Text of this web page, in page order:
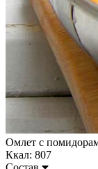
Омлет с
Ккал: 807